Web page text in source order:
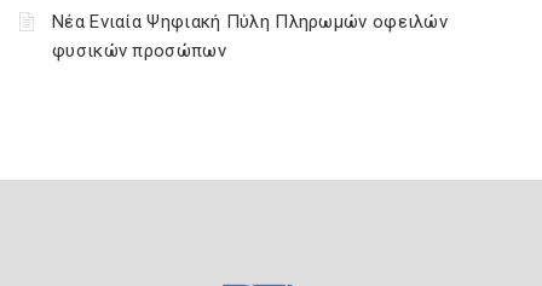
Νέα Ενιαία Ψηφιακή Πύλη Πληρωμών οφειλών
φυσικών προσώπων